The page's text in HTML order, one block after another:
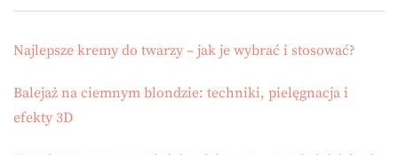
Najlepsze kremy do twarzy – jak je wybrać i stosować?
Balejaż na ciemnym blondzie: techniki, pielęgnacja i
efekty 3D